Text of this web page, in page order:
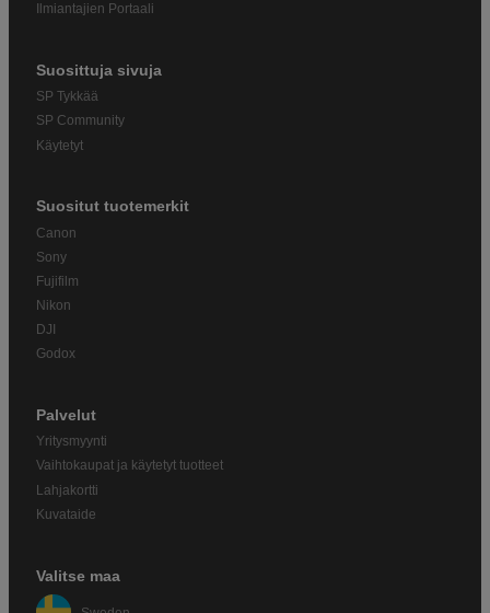
Ilmiantajien Portaali
Suosittuja sivuja
SP Tykkää
SP Community
Käytetyt
Suositut tuotemerkit
Canon
Sony
Fujifilm
Nikon
DJI
Godox
Palvelut
Yritysmyynti
Vaihtokaupat ja käytetyt tuotteet
Lahjakortti
Kuvataide
Valitse maa